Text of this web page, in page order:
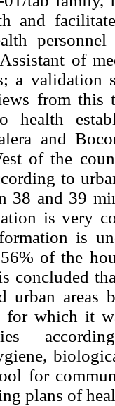
and
of
a validation
from this
health
and
of the
to
38 and 39
is very
is
of the
concluded
urban areas
for which it
for
plans of